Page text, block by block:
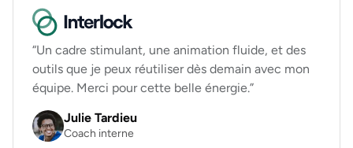
“Un cadre stimulant, une animation fluide, et des
outils que je peux réutiliser dès demain avec mon
équipe. Merci pour cette belle énergie.”
Julie Tardieu
Coach interne